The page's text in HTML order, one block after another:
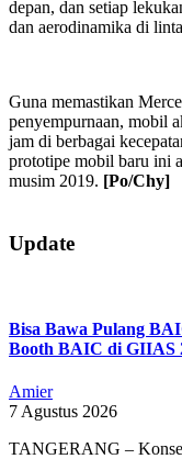
depan, dan setiap
dan aerodinamika di
Guna memastikan
penyempurnaan, mobil
jam di berbagai
prototipe mobil baru ini
musim 2019. [Po/Chy]
06-
24
Update
Bisa Bawa Pulang
Booth BAIC di GIIAS
Amier
7 Agustus 2026
TANGERANG –